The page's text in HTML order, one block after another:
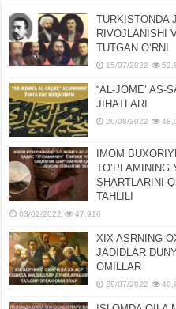
TURKISTONDA
RIVOJLANISHI
TUTGAN OʻRNI
15/07/2022
“AL-JOMEʼ AS-
JIHATLARI
29/08/2022
IMOM
SHARTLARINI
TAHLILI
03/02/2022 47,916
XIX ASRNING
JADIDLAR
OMILLAR
29/07/2022